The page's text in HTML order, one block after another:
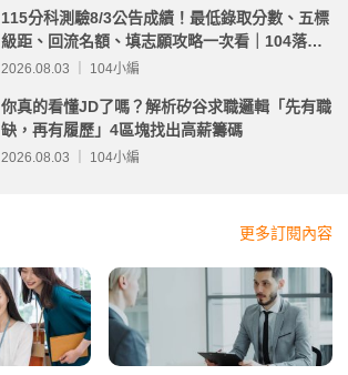
115分科測驗8/3公告成績！最低錄取分數、五標
級距、回流名額、填志願攻略一次看｜104落點
分析
2026.08.03 ｜ 104小編
你真的看懂JD了嗎？解析矽谷求職邏輯「先有職
缺，再有履歷」4區塊找出高薪籌碼
2026.08.03 ｜ 104小編
更多訂閱內容